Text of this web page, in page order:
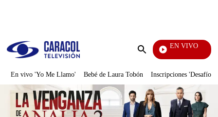
Enviar
EN VIVO
Noticias Caracol
En vivo 'Yo Me Llamo' Bebé de Laura Tobón Inscripciones 'Desafío'